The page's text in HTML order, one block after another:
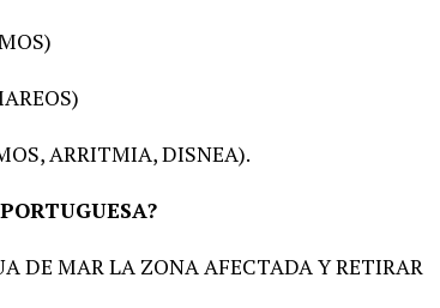
ARRITMIA, DISNEA).
DE MAR LA ZONA AFECTADA Y RETIRAR